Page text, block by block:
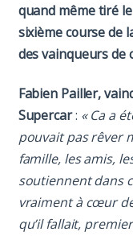
quand même tiré
sixième course de
des vainqueurs de
Fabien Pailler,
Supercar: « Ca a
pouvait pas rêver
famille, les amis,
soutiennent dans
vraiment à cœur
qu’il fallait,